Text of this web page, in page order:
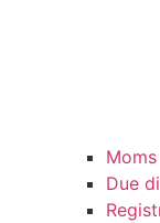
Moms
Due